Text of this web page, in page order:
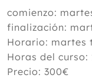
comienzo:
finalización:
Horario: martes
Horas del curso:
Precio: 300€